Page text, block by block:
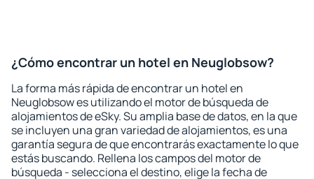
¿Cómo encontrar un hotel en Neuglobsow?
La forma más rápida de encontrar un hotel en
Neuglobsow es utilizando el motor de búsqueda de
alojamientos de eSky. Su amplia base de datos, en la que
se incluyen una gran variedad de alojamientos, es una
garantía segura de que encontrarás exactamente lo que
estás buscando. Rellena los campos del motor de
búsqueda - selecciona el destino, elige la fecha de